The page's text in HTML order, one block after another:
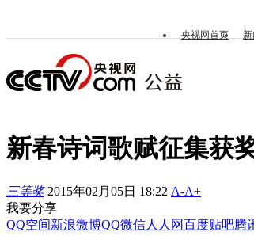
央视网首页 新
新春诗词歌赋征集获
三等奖 2015年02月05日 18:22 A-A+
我要分享
QQ空间新浪微博QQ微信人人网百度贴吧腾